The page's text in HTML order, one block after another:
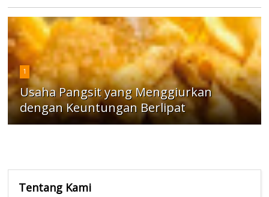
1
Usaha Pangsit yang Menggiurkan
dengan Keuntungan Berlipat
Tentang Kami